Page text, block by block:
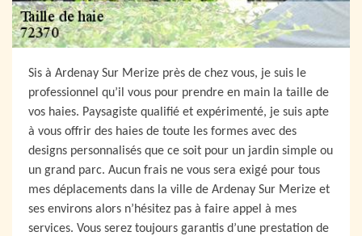
Sis à Ardenay Sur Merize près de chez vous, je suis le
professionnel qu’il vous pour prendre en main la taille de
vos haies. Paysagiste qualifié et expérimenté, je suis apte
à vous offrir des haies de toute les formes avec des
designs personnalisés que ce soit pour un jardin simple ou
un grand parc. Aucun frais ne vous sera exigé pour tous
mes déplacements dans la ville de Ardenay Sur Merize et
ses environs alors n’hésitez pas à faire appel à mes
services. Vous serez toujours garantis d’une prestation de